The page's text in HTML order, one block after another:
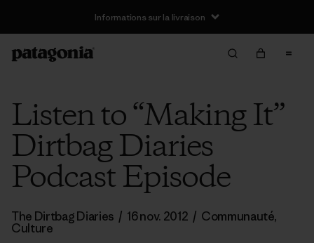
Informations sur la livraison
Listen to “Making It”
Dirtbag Diaries
Podcast Episode
The Dirtbag Diaries / 16 nov. 2012 / Communauté,
Culture